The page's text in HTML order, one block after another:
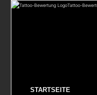
Tattoo-
STARTSEITE